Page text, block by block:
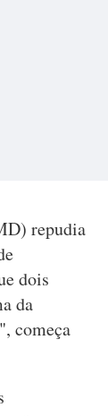
repudia
dois
da
começa